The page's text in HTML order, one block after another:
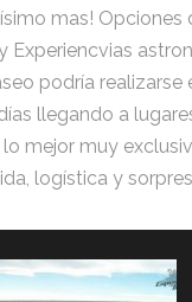
mas! Opciones
Experiencvias
podría realizarse
llegando a
mejor muy
logística y